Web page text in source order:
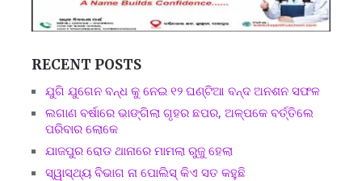
RECENT POSTS
ଯୁଗି ଯୁଗେନ ବନ୍ଧ କୁ ନେଇ ୧୨ ଘଣ୍ଟିଆ ବନ୍ଦ ଅନଶନ ସଫଳ
ଲଗାଣ ବର୍ଷାରେ ଭାଙ୍ଗିଲା ଗୃହର ଛପର, ଅଳ୍ପକେ ବର୍ତ୍ତିଲେ
ପରିବାର ଲୋକେ
ଯାଜପୁର ରୋଡ ଥାନାରେ ମାମଲା ରୁଜୁ ହେଲା
ସ୍ୱାସ୍ଥ୍ୟ ବିଭାଗ ନା ପୋଲିସ୍ କିଏ ସତ କହୁଛି